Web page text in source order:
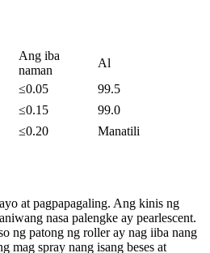
Ang iba
naman
Al
≤0.05
99.5
≤0.15
99.0
≤0.20 Manatili
at pagpapagaling. Ang kinis ng
nasa palengke ay pearlescent.
ng patong ng roller ay nag iiba nang
mag spray nang isang beses at